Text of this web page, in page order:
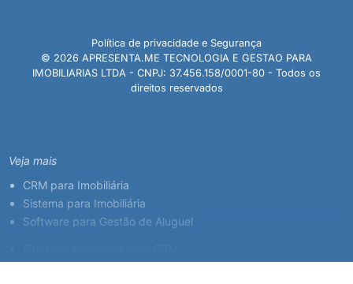
© 2026 APRESENTA.ME TECNOLOGIA E GESTAO PARA
IMOBILIARIAS LTDA - CNPJ: 37.456.158/0001-80 - Todos os
direitos reservados
Política de privacidade e Segurança
Veja mais
CRM para Imobiliária
Sistema para Imobiliária
Software para Gestão de Aluguel